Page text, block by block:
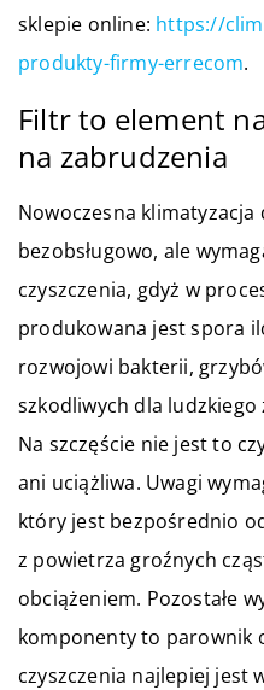
sklepie online: https://
produkty-firmy-errecom.
Filtr to element
na zabrudzenia
Nowoczesna klimatyzacja
bezobsługowo, ale
czyszczenia, gdyż w
produkowana jest spora
rozwojowi bakterii,
szkodliwych dla
Na szczęście nie jest to
ani uciążliwa. Uwagi
który jest bezpośrednio
z powietrza groźnych
obciążeniem. Pozostałe
komponenty to parownik
czyszczenia najlepiej jest